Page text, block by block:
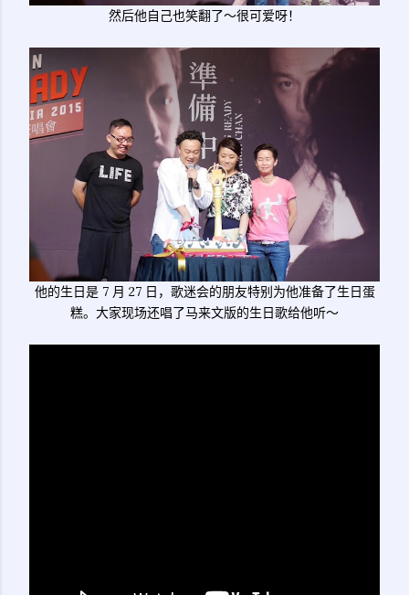
然后他自己也笑翻了～很可爱呀！
他的生日是 7 月 27 日，歌迷会的朋友特别为他准备了生日蛋
糕。大家现场还唱了马来文版的生日歌给他听～